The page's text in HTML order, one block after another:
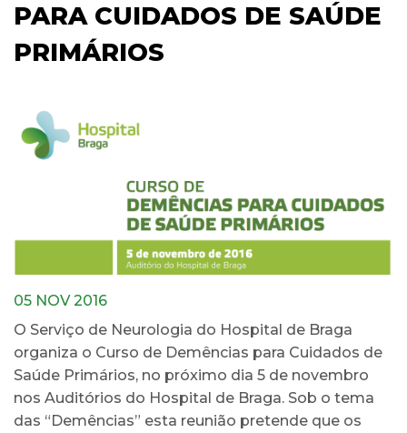
PARA CUIDADOS DE SAÚDE
PRIMÁRIOS
05 NOV 2016
O Serviço de Neurologia do Hospital de Braga
organiza o Curso de Demências para Cuidados de
Saúde Primários, no próximo dia 5 de novembro
nos Auditórios do Hospital de Braga. Sob o tema
das “Demências” esta reunião pretende que os